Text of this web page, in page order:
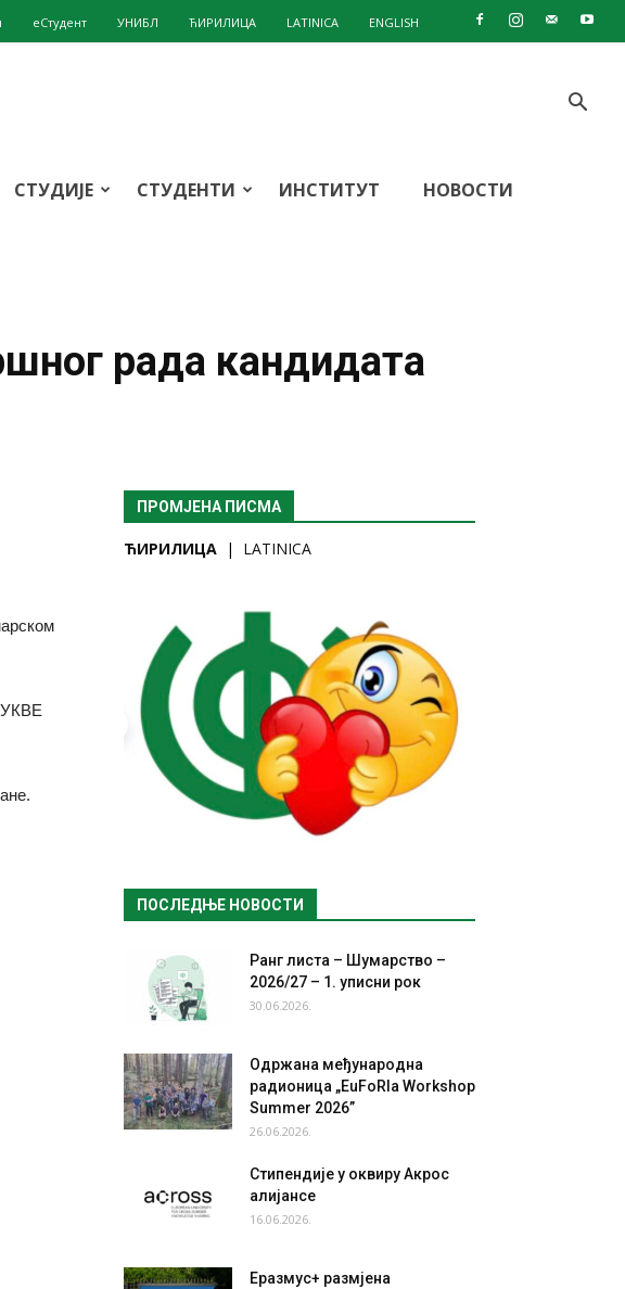
еСтудент УНИБЛ ЋИРИЛИЦА LATINICA ENGLISH
СТУДИЈЕ СТУДЕНТИ ИНСТИТУТ НОВОСТИ
рада кандидата
ПРОМЈЕНА ПИСМА
ЋИРИЛИЦА | LATINICA
ПОСЛЕДЊЕ НОВОСТИ
Ранг листа – Шумарство –
2026/27 – 1. уписни рок
30.06.2026.
Одржана међународна
радионица „EuFoRIa Workshop
Summer 2026”
26.06.2026.
Стипендије у оквиру Акрос
алијансе
16.06.2026.
Еразмус+ размјена